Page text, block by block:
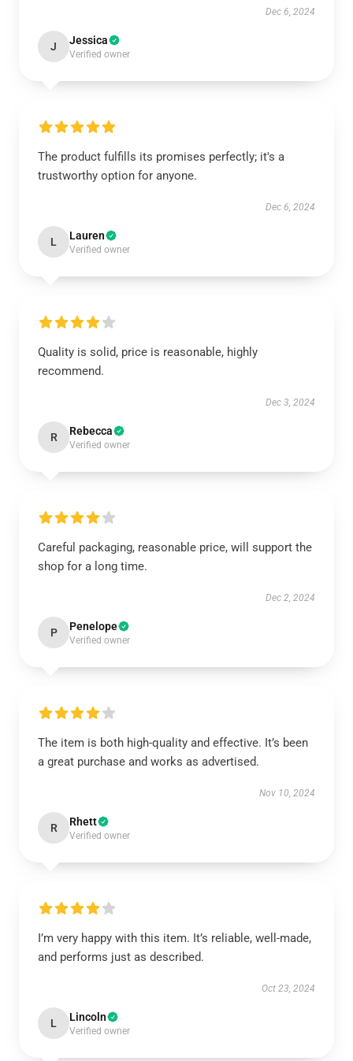
Dec 6, 2024
J Jessica
Verified owner
The product fulfills its promises perfectly; it's a
trustworthy option for anyone.
Dec 6, 2024
L Lauren
Verified owner
Quality is solid, price is reasonable, highly
recommend.
Dec 3, 2024
R Rebecca
Verified owner
Careful packaging, reasonable price, will support the
shop for a long time.
Dec 2, 2024
P Penelope
Verified owner
The item is both high-quality and effective. It’s been
a great purchase and works as advertised.
Nov 10, 2024
R Rhett
Verified owner
I’m very happy with this item. It’s reliable, well-made,
and performs just as described.
Oct 23, 2024
L Lincoln
Verified owner